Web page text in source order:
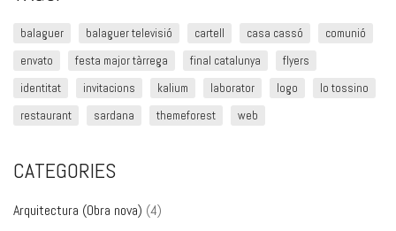
balaguer balaguer televisió cartell casa cassó
comunió
envato
festa major tàrrega final catalunya
flyers
identitat
invitacions kalium laborator logo
lo tossino
restaurant
sardana themeforest web
CATEGORIES
Arquitectura (Obra nova) (4)